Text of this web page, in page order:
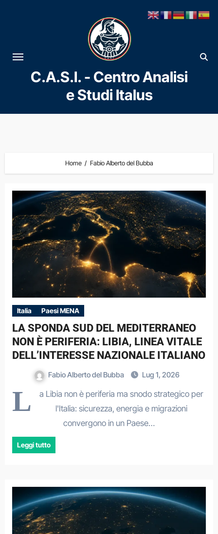
al
contenuto
C.A.S.I. - Centro Analisi
e Studi Italus
Home Fabio Alberto del Bubba
Italia Paesi MENA
LA SPONDA SUD DEL MEDITERRANEO
NON È PERIFERIA: LIBIA, LINEA VITALE
DELL’INTERESSE NAZIONALE ITALIANO
Fabio Alberto del Bubba Lug 1, 2026
L
a Libia non è periferia ma snodo strategico per
l'Italia: sicurezza, energia e migrazioni
convergono in un Paese…
Leggi tutto